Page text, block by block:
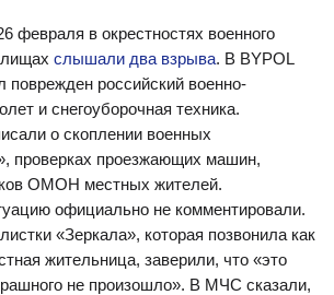
февраля в окрестностях военного
слышали два взрыва. В BYPOL
российский военно-
и снегоуборочная техника.
о скоплении военных
проверках проезжающих машин,
ОМОН местных жителей.
официально не комментировали.
«Зеркала», которая позвонила как
жительница, заверили, что «это
не произошло». В МЧС сказали,